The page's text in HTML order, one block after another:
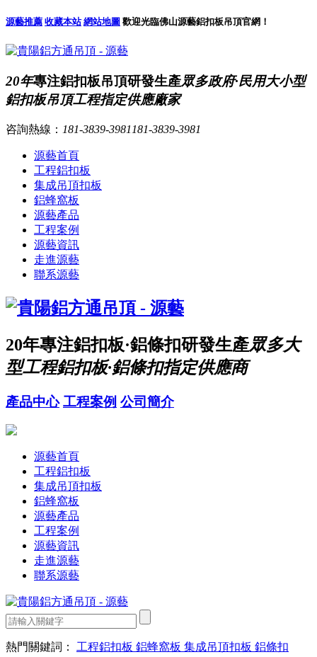
源藝推薦 收藏本站 網站地圖 歡迎光臨佛山源藝鋁扣板吊頂官網！
20年專注鋁扣板吊頂研發生產眾多政府·民用大小型
鋁扣板吊頂工程指定供應廠家
咨詢熱線： 181-3839-3981 181-3839-3981
源藝首頁
工程鋁扣板
集成吊頂扣板
鋁蜂窩板
源藝產品
工程案例
源藝資訊
走進源藝
聯系源藝
20年專注鋁扣板·鋁條扣研發生產眾多大
型工程鋁扣板·鋁條扣指定供應商
產品中心 工程案例 公司簡介
源藝首頁
工程鋁扣板
集成吊頂扣板
鋁蜂窩板
源藝產品
工程案例
源藝資訊
走進源藝
聯系源藝
熱門關鍵詞： 工程鋁扣板 鋁蜂窩板 集成吊頂扣板 鋁條扣